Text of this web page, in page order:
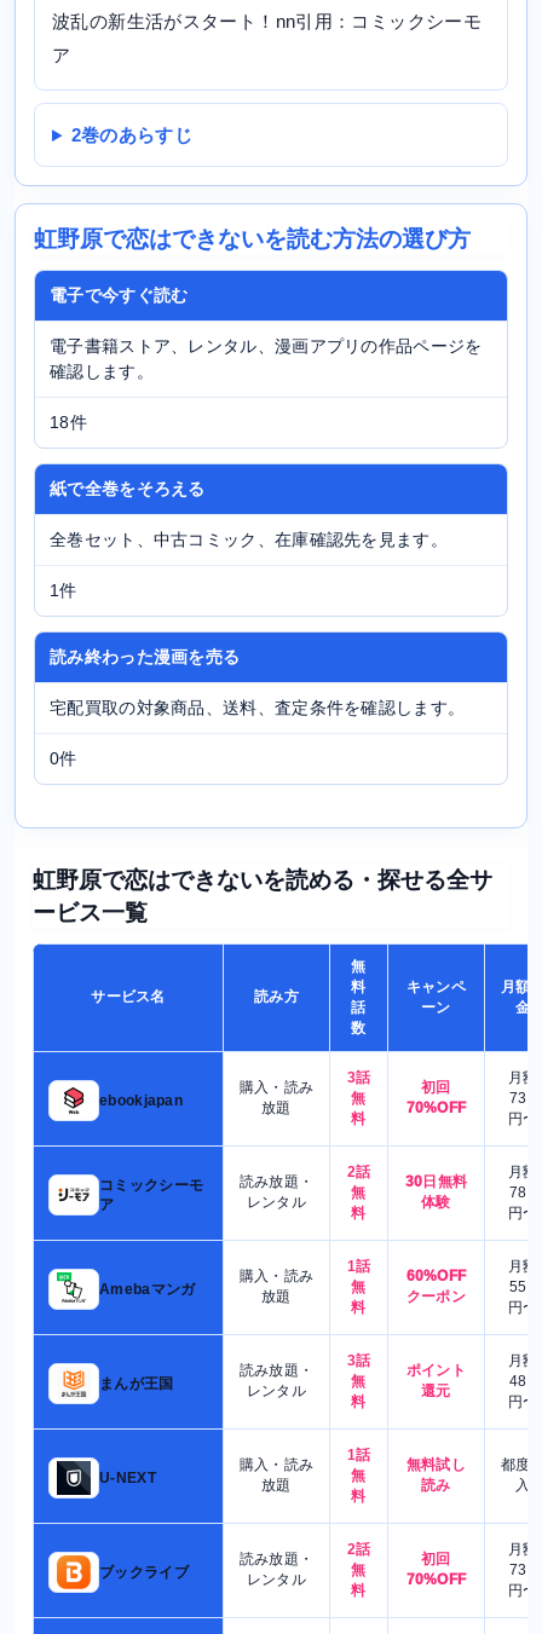
波乱の新生活がスタート！nn引用：コミックシーモ
ア
2巻のあらすじ
虹野原で恋はできないを読む方法の選び方
電子で今すぐ読む
電子書籍ストア、レンタル、漫画アプリの作品ページを
確認します。
18件
紙で全巻をそろえる
全巻セット、中古コミック、在庫確認先を見ます。
1件
読み終わった漫画を売る
宅配買取の対象商品、送料、査定条件を確認します。
0件
虹野原で恋はできないを読める・探せる全サ
ービス一覧
サービス名 読み方
無
料
話
数
キャンペ
ーン
月額
金
ebookjapan
購入・読み
放題
3話
無
料
初回
70%OFF
月額
730
円〜
コミックシーモ
ア
読み放題・
レンタル
2話
無
料
30日無料
体験
月額
780
円〜
Amebaマンガ
購入・読み
放題
1話
無
料
60%OFF
クーポン
月額
550
円〜
まんが王国
読み放題・
レンタル
3話
無
料
ポイント
還元
月額
480
円〜
U-NEXT
購入・読み
放題
1話
無
料
無料試し
読み
都度
入
ブックライブ
読み放題・
レンタル
2話
無
料
初回
70%OFF
月額
730
円〜